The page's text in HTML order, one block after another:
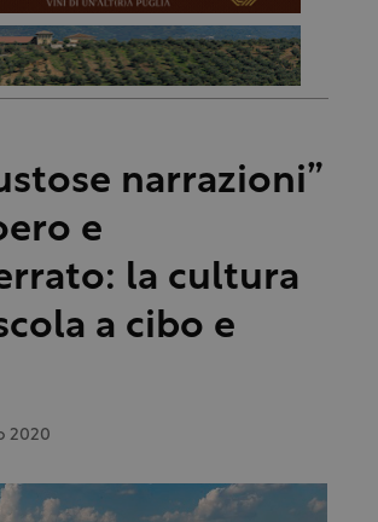
narrazioni”
e
la cultura
a cibo e
2020